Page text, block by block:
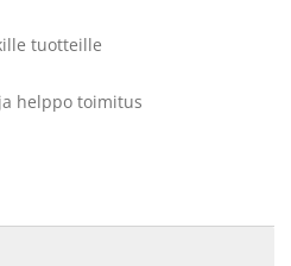
tuotteille
helppo toimitus